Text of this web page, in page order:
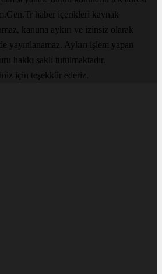
haber içerikleri kaynak
kanuna aykırı ve izinsiz olarak
yayınlanamaz. Aykırı işlem yapan
hakkı saklı tutulmaktadır.
için teşekkür ederiz.